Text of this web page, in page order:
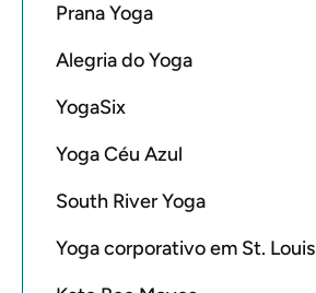
Prana Yoga
Alegria do Yoga
YogaSix
Yoga Céu Azul
South River Yoga
Yoga corporativo em St. Louis